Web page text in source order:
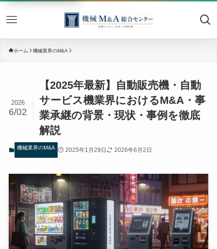
機械
ホーム 機械業界のM&A
【2025年最新】自動販売機・自動
サービス機業界におけるM&A・事
業承継の背景・現状・事例を徹底
解説
2026
6/02
機械業界のM&A 2025年1月29日 2026年6月2日